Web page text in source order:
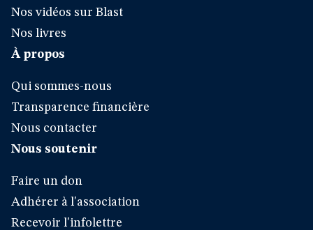
Nos vidéos sur Blast
Nos livres
À propos
Qui sommes-nous
Transparence financière
Nous contacter
Nous soutenir
Faire un don
Adhérer à l'association
Recevoir l'infolettre